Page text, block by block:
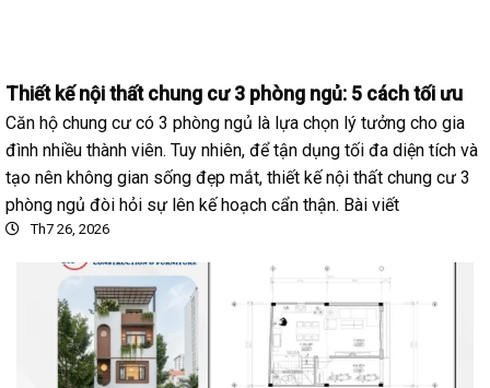
Thiết kế nội thất chung cư 3 phòng ngủ: 5 cách tối ưu
Căn hộ chung cư có 3 phòng ngủ là lựa chọn lý tưởng cho gia
đình nhiều thành viên. Tuy nhiên, để tận dụng tối đa diện tích và
tạo nên không gian sống đẹp mắt, thiết kế nội thất chung cư 3
phòng ngủ đòi hỏi sự lên kế hoạch cẩn thận. Bài viết
Th7 26, 2026